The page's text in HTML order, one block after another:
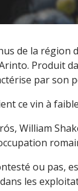
de la région
Produit
par son
ce vin à
William
ou pas,
les